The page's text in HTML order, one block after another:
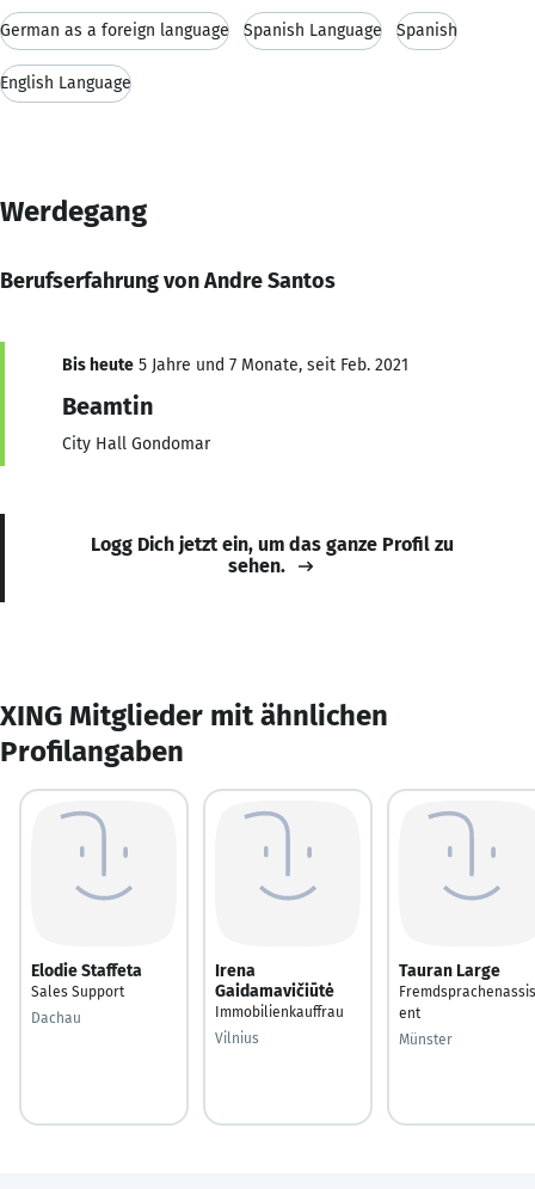
German as a foreign language Spanish Language Spanish
English Language
Werdegang
Berufserfahrung von Andre Santos
Bis heute 5 Jahre und 7 Monate, seit Feb. 2021
Beamtin
City Hall Gondomar
Logg Dich jetzt ein, um das ganze Profil zu
sehen.
XING Mitglieder mit ähnlichen
Profilangaben
Elodie Staffeta
Sales Support
Dachau
Irena
Gaidamavičiūtė
Immobilienkauffrau
Vilnius
Tauran Large
ent
Münster